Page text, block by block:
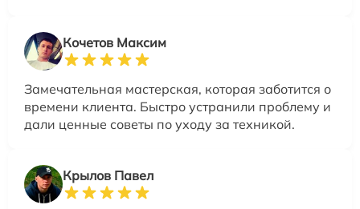
Кочетов Максим
Замечательная мастерская, которая заботится о
времени клиента. Быстро устранили проблему и
дали ценные советы по уходу за техникой.
Крылов Павел